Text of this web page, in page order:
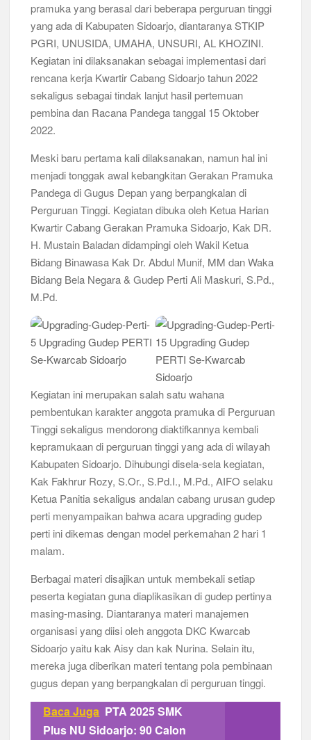
Tumbuhkan Ceria dan Karakter Sejak Dini, 704 Pramuka
Siaga Ramaikan Pesta Siaga Kwarran Prambon 2026
dan Berkarakter
Karena Karakter Tidak Dibentuk di Ruang Nyaman, LT-1
SDN Pagerwojo Hadir Menempa Ketangguhan
Gelar Musppanitera 2026, Kwarran Taman Cetak Pemimpin
Baru dan Perkuat Kolaborasi Lintas Pangkalan
Ajang Kompetensi Antar Ambalan II SMKN 2 Buduran 2026
Diwarnai Penampilan Tari Kreasi Berselendang
Musran X Kwarran Jabon Jadi Titik Awal Kebangkitan
Pramuka yang Lebih Inovatif dan Progresif
Peringanti Momentum Hardiknas, Kwarran Sedati Gelar Rapat
pramuka yang berasal dari beberapa perguruan tinggi
yang ada di Kabupaten Sidoarjo, diantaranya STKIP
PGRI, UNUSIDA, UMAHA, UNSURI, AL KHOZINI.
Kegiatan ini dilaksanakan sebagai implementasi dari
rencana kerja Kwartir Cabang Sidoarjo tahun 2022
sekaligus sebagai tindak lanjut hasil pertemuan
pembina dan Racana Pandega tanggal 15 Oktober
2022.
Meski baru pertama kali dilaksanakan, namun hal ini
menjadi tonggak awal kebangkitan Gerakan Pramuka
Pandega di Gugus Depan yang berpangkalan di
Perguruan Tinggi. Kegiatan dibuka oleh Ketua Harian
Kwartir Cabang Gerakan Pramuka Sidoarjo, Kak DR.
H. Mustain Baladan didampingi oleh Wakil Ketua
Bidang Binawasa Kak Dr. Abdul Munif, MM dan Waka
Bidang Bela Negara & Gudep Perti Ali Maskuri, S.Pd.,
M.Pd.
Kegiatan ini merupakan salah satu wahana
pembentukan karakter anggota pramuka di Perguruan
Tinggi sekaligus mendorong diaktifkannya kembali
kepramukaan di perguruan tinggi yang ada di wilayah
Kabupaten Sidoarjo. Dihubungi disela-sela kegiatan,
Kak Fakhrur Rozy, S.Or., S.Pd.I., M.Pd., AIFO selaku
Ketua Panitia sekaligus andalan cabang urusan gudep
perti menyampaikan bahwa acara upgrading gudep
perti ini dikemas dengan model perkemahan 2 hari 1
malam.
Berbagai materi disajikan untuk membekali setiap
peserta kegiatan guna diaplikasikan di gudep pertinya
masing-masing. Diantaranya materi manajemen
organisasi yang diisi oleh anggota DKC Kwarcab
Sidoarjo yaitu kak Aisy dan kak Nurina. Selain itu,
mereka juga diberikan materi tentang pola pembinaan
gugus depan yang berpangkalan di perguruan tinggi.
Baca Juga PTA 2025 SMK
Plus NU Sidoarjo: 90 Calon